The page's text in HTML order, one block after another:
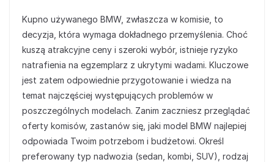
Kupno używanego BMW, zwłaszcza w komisie, to
decyzja, która wymaga dokładnego przemyślenia. Choć
kuszą atrakcyjne ceny i szeroki wybór, istnieje ryzyko
natrafienia na egzemplarz z ukrytymi wadami. Kluczowe
jest zatem odpowiednie przygotowanie i wiedza na
temat najczęściej występujących problemów w
poszczególnych modelach. Zanim zaczniesz przeglądać
oferty komisów, zastanów się, jaki model BMW najlepiej
odpowiada Twoim potrzebom i budżetowi. Określ
preferowany typ nadwozia (sedan, kombi, SUV), rodzaj